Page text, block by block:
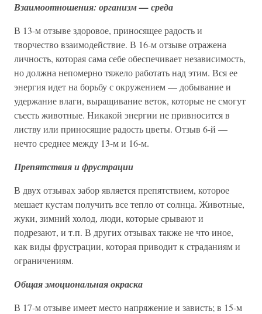
Взаимоотношения: организм — среда
В 13-м отзыве здоровое, приносящее радость и
творчество взаимодействие. В 16-м отзыве отражена
личность, которая сама себе обеспечивает независимость,
но должна непомерно тяжело работать над этим. Вся ее
энергия идет на борьбу с окружением — добывание и
удержание влаги, выращивание веток, которые не смогут
съесть животные. Никакой энергии не привносится в
листву или приносящие радость цветы. Отзыв 6-й —
нечто среднее между 13-м и 16-м.
Препятствия и фрустрации
В двух отзывах забор является препятствием, которое
мешает кустам получить все тепло от солнца. Животные,
жуки, зимний холод, люди, которые срывают и
подрезают, и т.п. В других отзывах также не что иное,
как виды фрустрации, которая приводит к страданиям и
ограничениям.
Общая эмоциональная окраска
В 17-м отзыве имеет место напряжение и зависть; в 15-м